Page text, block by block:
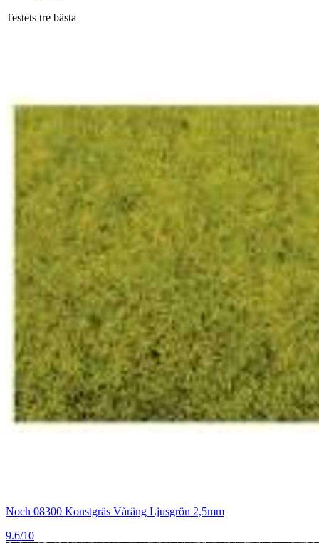
Testets tre bästa
Noch 08300 Konstgräs Våräng Ljusgrön 2,5mm
9.6/10